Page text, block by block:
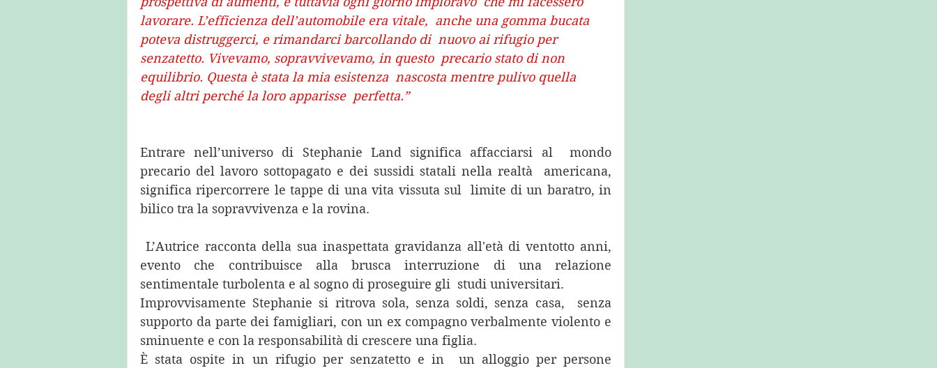
lavorare. L’efficienza dell’automobile era vitale,  anche una gomma bucata
poteva distruggerci, e rimandarci barcollando di  nuovo ai rifugio per
senzatetto. Vivevamo, sopravvivevamo, in questo  precario stato di non
equilibrio. Questa è stata la mia esistenza  nascosta mentre pulivo quella
degli altri perché la loro apparisse  perfetta.”
Entrare nell’universo di Stephanie Land significa affacciarsi al  mondo
precario del lavoro sottopagato e dei sussidi statali nella realtà  americana,
significa ripercorrere le tappe di una vita vissuta sul  limite di un baratro, in
bilico tra la sopravvivenza e la rovina.
evento che contribuisce alla brusca interruzione di una relazione
sentimentale turbolenta e al sogno di proseguire gli  studi universitari.
Improvvisamente Stephanie si ritrova sola, senza soldi, senza casa,  senza
supporto da parte dei famigliari, con un ex compagno verbalmente violento e
sminuente e con la responsabilità di crescere una figlia.
È stata ospite in un rifugio per senzatetto e in  un alloggio per persone